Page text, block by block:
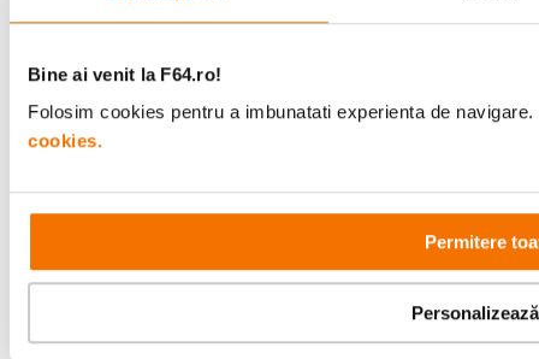
Bine ai venit la F64.ro!
Folosim cookies pentru a imbunatati experienta de
cookies.
Permitere
Personalizează
Urmareste-ne